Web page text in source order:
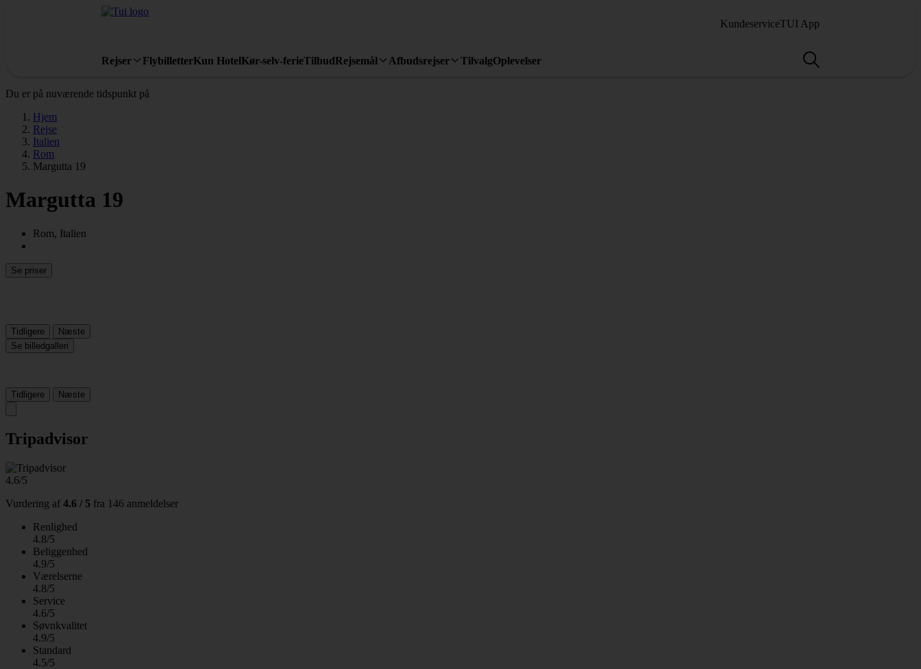
KundeserviceTUI App
Rejser FlybilletterKun HotelKør-selv-ferieTilbudRejsemål Afbudsrejser TilvalgOplevelser
Du er på nuværende tidspunkt på
Hjem
Rejse
Italien
Rom
Margutta 19
Margutta 19
Rom, Italien
Se priser
Tidligere
Næste
Se billedgalleri
Tidligere Næste
Tripadvisor
4.6/5
Vurdering af 4.6 / 5 fra 146 anmeldelser
Renlighed
4.8/5
Beliggenhed
4.9/5
Værelserne
4.8/5
Service
4.6/5
Søvnkvalitet
4.9/5
Standard
4.5/5